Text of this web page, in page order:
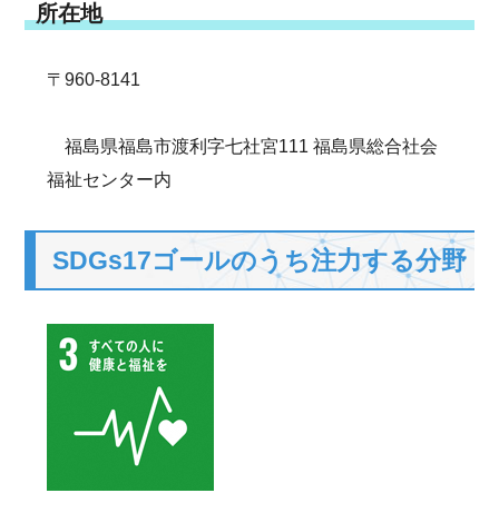
所在地
〒960-8141
福島県福島市渡利字七社宮111 福島県総合社会
福祉センター内
SDGs17ゴールのうち注力する分野